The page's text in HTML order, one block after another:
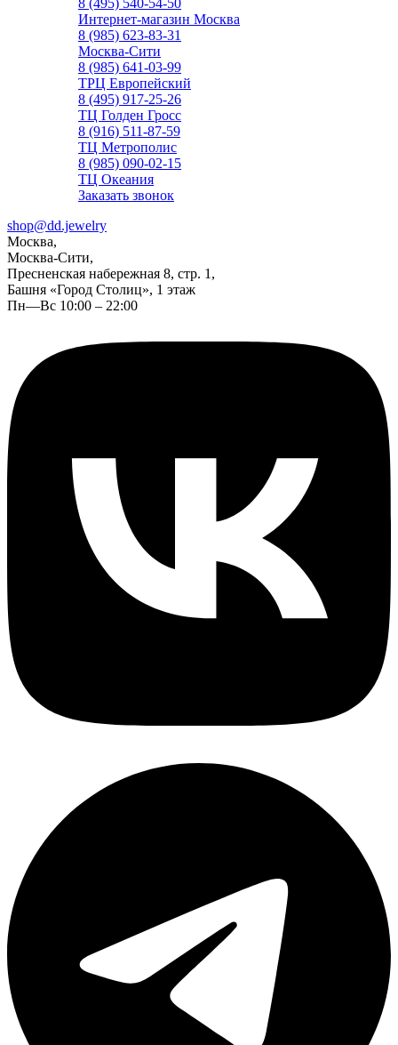
8 (495) 540-54-50
Интернет-магазин Москва
8 (985) 623-83-31
Москва-Сити
8 (985) 641-03-99
ТРЦ Европейский
8 (495) 917-25-26
ТЦ Голден Гросс
8 (916) 511-87-59
ТЦ Метрополис
8 (985) 090-02-15
ТЦ Океания
Заказать звонок
shop@dd.jewelry
Москва,
Москва-Сити,
Пресненская набережная 8, стр. 1,
Башня «Город Столиц», 1 этаж
Пн—Вс 10:00 – 22:00